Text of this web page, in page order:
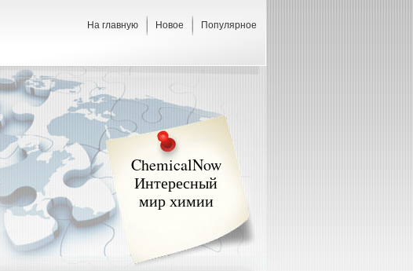
На главную Новое Популярное
ChemicalNow
Интересный
мир химии